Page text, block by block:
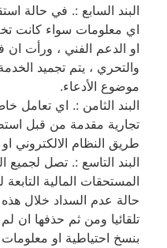
البند السابع :. في حالة
اي معلومات سواء كانت
او الدعم الفني ، ورأت
والتحري ، يتم تجميد
موضوع الأدعاء.
البند الثامن :. اي تعامل
تجارية مقدمة من قبل
طريق النظام الالكتروني
البند التاسع :. تصل لجميع
المستحقات المالية
حالة عدم السداد خلال
تلقائيا ومن ثم حذفها ان
بنسخ احتياطية او